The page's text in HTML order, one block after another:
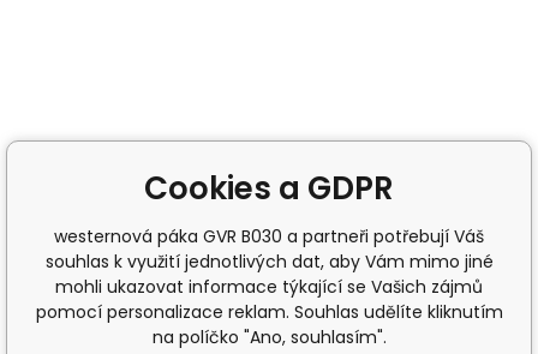
Cookies a GDPR
westernová páka GVR B030 a partneři potřebují Váš
souhlas k využití jednotlivých dat, aby Vám mimo jiné
mohli ukazovat informace týkající se Vašich zájmů
pomocí personalizace reklam. Souhlas udělíte kliknutím
na políčko "Ano, souhlasím".